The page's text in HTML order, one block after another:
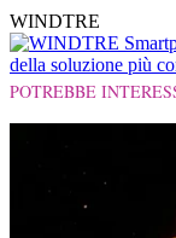
WINDTRE
della soluzione più